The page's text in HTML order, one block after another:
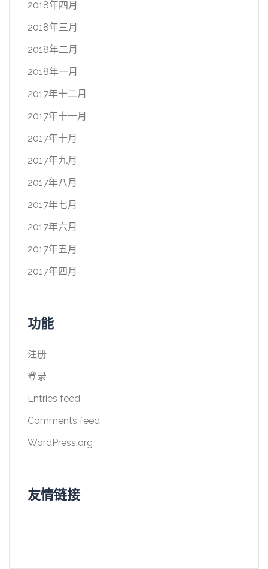
2018年四月
2018年三月
2018年二月
2018年一月
2017年十二月
2017年十一月
2017年十月
2017年九月
2017年八月
2017年七月
2017年六月
2017年五月
2017年四月
功能
注册
登录
Entries feed
Comments feed
WordPress.org
友情链接